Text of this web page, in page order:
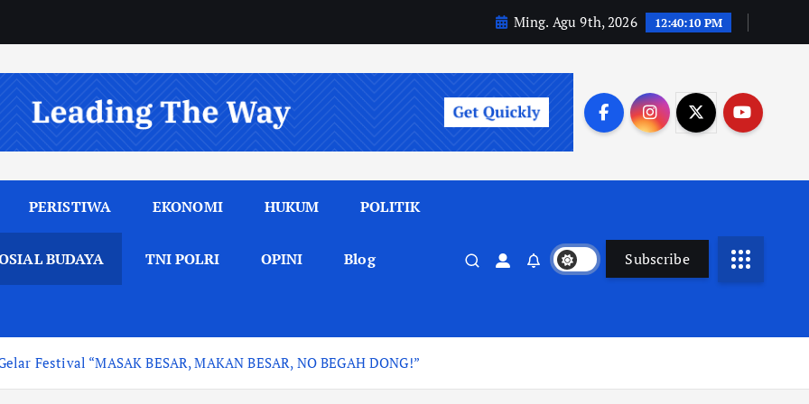
Ming. Agu 9th, 2026 12:40:11 PM
PERISTIWA EKONOMI HUKUM POLITIK
BUDAYA TNI POLRI OPINI Blog Subscribe
Festival “MASAK BESAR, MAKAN BESAR, NO BEGAH DONG!”